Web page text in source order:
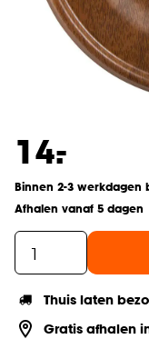
14.
-
Binnen 2-3 werkdagen
Afhalen vanaf 5 dagen
Thuis laten
Gratis afhalen